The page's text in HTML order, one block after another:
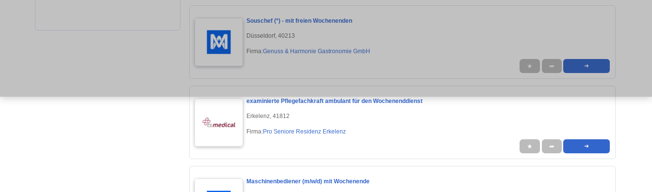
Souschef (*) - mit freien Wochenenden
Düsseldorf, 40213
Firma:Genuss & Harmonie Gastronomie GmbH
★ ➦ ➜
examinierte Pflegefachkraft ambulant für den Wochenenddienst
Erkelenz, 41812
Firma:Pro Seniore Residenz Erkelenz
★ ➦ ➜
Maschinenbediener (m/w/d) mit Wochenende